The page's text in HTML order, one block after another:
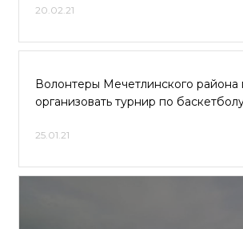
20.02.21
Волонтеры Мечетлинского района
организовать турнир по
25.01.21